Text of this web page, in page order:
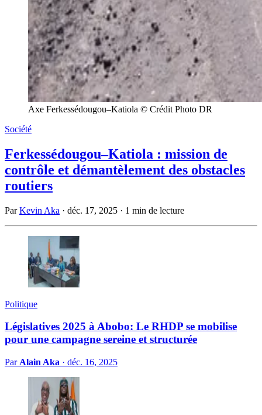
Axe Ferkessédougou–Katiola © Crédit Photo DR
Société
Ferkessédougou–Katiola : mission de
contrôle et démantèlement des obstacles
routiers
ParKevin Aka · déc. 17, 2025 · 1 min de lecture
Politique
Législatives 2025 à Abobo: Le RHDP se mobilise
pour une campagne sereine et structurée
Par Alain Aka · déc. 16, 2025